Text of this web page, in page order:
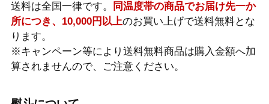
送料は全国一律です。
同温度帯の商品でお届け先一か
所につき、10,000円以上のお買い上げで送料無料とな
ります。
※キャンペーン等により送料無料商品は購入金額へ加
算されませんので、ご注意ください。